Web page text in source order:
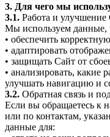
3. Для чего мы
3.1. Работа и улучшение
Мы используем данные,
• обеспечить
• адаптировать
• защищать Сайт от
• анализировать, какие
улучшать навигацию и
3.2. Обратная связь и
Если вы обращаетесь к
или по контактам,
данные для: